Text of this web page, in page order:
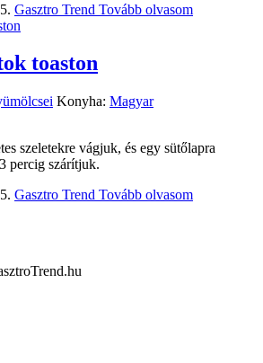
Gasztro Trend Tovább olvasom
toaston
Konyha: Magyar
szeletekre vágjuk, és egy sütőlapra
percig szárítjuk.
Gasztro Trend Tovább olvasom